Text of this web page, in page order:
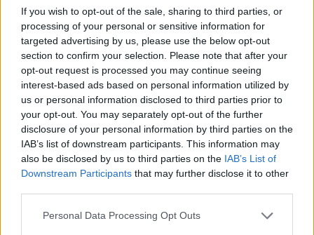
If you wish to opt-out of the sale, sharing to third parties, or
processing of your personal or sensitive information for
targeted advertising by us, please use the below opt-out
section to confirm your selection. Please note that after your
opt-out request is processed you may continue seeing
interest-based ads based on personal information utilized by
us or personal information disclosed to third parties prior to
your opt-out. You may separately opt-out of the further
disclosure of your personal information by third parties on the
IAB’s list of downstream participants. This information may
also be disclosed by us to third parties on the IAB’s List of
Downstream Participants that may further disclose it to other
Personal Data Processing Opt Outs
νοσηλεύεται.
«Προσπαθούσαμε να της μιλήσουμε,
δεν ανταποκρινόταν», λέει
καθηγήτρια της 13χρονης
Τα όσα εκτυλίχθηκαν τη στιγμή που η13χρονη
μαθήτριαέπεσε από το μπαλκόνι του σχολείου
της στο Χαϊδάριπεριγράφειηκαθηγήτριά της.
«Είναι η πρώτη φορά που γίνεται τέτοιο ατύχημα.
Το κορίτσι μιλούσε σε κάποια παιδιά εκείνη τη